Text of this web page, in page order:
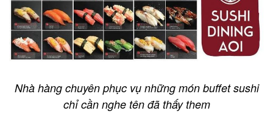
Nhà hàng chuyên phục vụ những món buffet sushi
chỉ cần nghe tên đã thấy them